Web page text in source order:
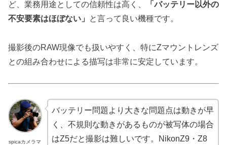
ど、業務用途としての信頼性は高く、
「バッテリー以外の
不安要素はほぼない」
と言って良い機種です。
撮影後のRAW現像でも扱いやすく、特にZマウントレンズ
との組み合わせによる描写は非常に安定しています。
spicaカメラマ
バッテリー問題より大きな問題点は動きが早
く、不規則な動きがあるものが被写体の場合
はZ5だと撮影は難しいです。NikonZ9・Z8